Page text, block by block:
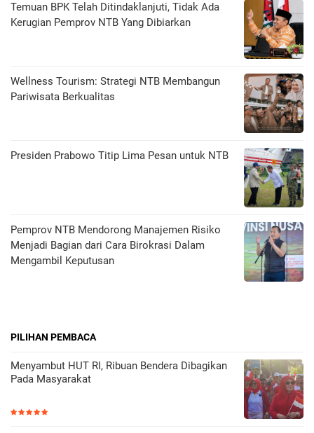
Temuan BPK Telah Ditindaklanjuti, Tidak Ada
Kerugian Pemprov NTB Yang Dibiarkan
Wellness Tourism: Strategi NTB Membangun
Pariwisata Berkualitas
Presiden Prabowo Titip Lima Pesan untuk NTB
Pemprov NTB Mendorong Manajemen Risiko
Menjadi Bagian dari Cara Birokrasi Dalam
Mengambil Keputusan
PILIHAN PEMBACA
Menyambut HUT RI, Ribuan Bendera Dibagikan
Pada Masyarakat